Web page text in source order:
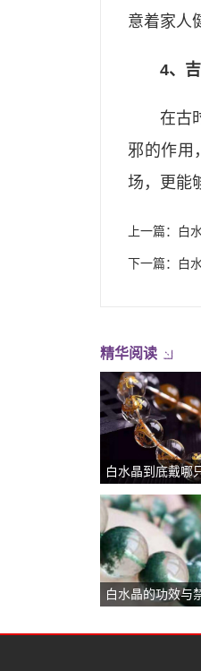
意着家人
4、
在古
邪的作用
场，更能
上一篇： 白
下一篇： 白
精华阅读
白水晶的功效与